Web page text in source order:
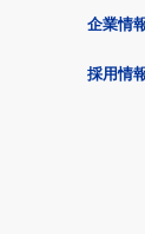
企業情
採用情